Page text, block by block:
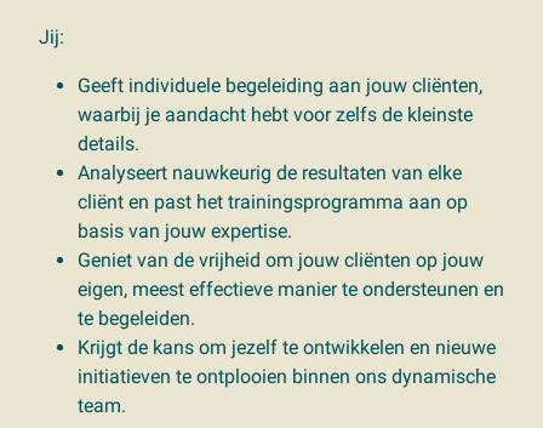
Jij:
Geeft individuele begeleiding aan jouw cliënten,
waarbij je aandacht hebt voor zelfs de kleinste
details.
Analyseert nauwkeurig de resultaten van elke
cliënt en past het trainingsprogramma aan op
basis van jouw expertise.
Geniet van de vrijheid om jouw cliënten op jouw
eigen, meest effectieve manier te ondersteunen en
te begeleiden.
Krijgt de kans om jezelf te ontwikkelen en nieuwe
initiatieven te ontplooien binnen ons dynamische
team.